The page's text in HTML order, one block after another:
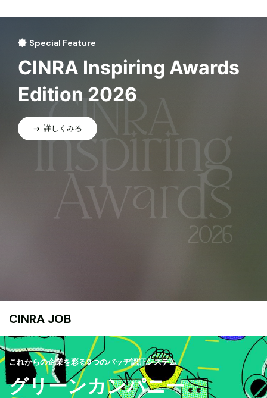
Special Feature
CINRA Inspiring Awards
Edition 2026
詳しくみる
CINRA JOB
これからの企業を彩る9つのバッヂ認証システム
グリーンカンパニー